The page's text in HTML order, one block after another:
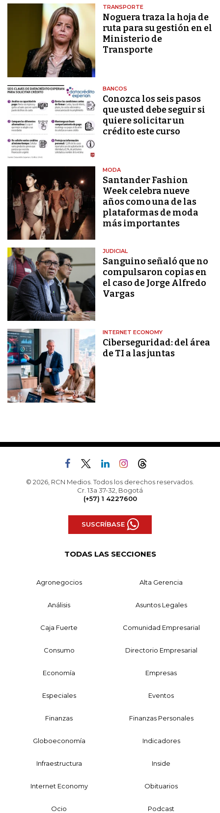
TRANSPORTE
Noguera traza la hoja de
ruta para su gestión en el
Ministerio de
Transporte
BANCOS
Conozca los seis pasos
que usted debe seguir si
quiere solicitar un
crédito este curso
MODA
Santander Fashion
Week celebra nueve
años como una de las
plataformas de moda
más importantes
JUDICIAL
Sanguino señaló que no
compulsaron copias en
el caso de Jorge Alfredo
Vargas
INTERNET ECONOMY
Ciberseguridad: del área
de TI a las juntas
© 2026, RCN Medios. Todos los derechos reservados.
Cr. 13a 37-32, Bogotá
(+57) 1 4227600
SUSCRÍBASE
TODAS LAS SECCIONES
Agronegocios Alta Gerencia
Análisis Asuntos Legales
Caja Fuerte Comunidad Empresarial
Consumo Directorio Empresarial
Economía Empresas
Especiales Eventos
Finanzas Finanzas Personales
Globoeconomía Indicadores
Infraestructura Inside
Internet Economy Obituarios
Ocio Podcast